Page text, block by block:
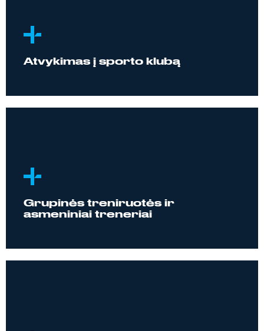
Atvykimas į sporto klubą
Grupinės treniruotės ir
asmeniniai treneriai